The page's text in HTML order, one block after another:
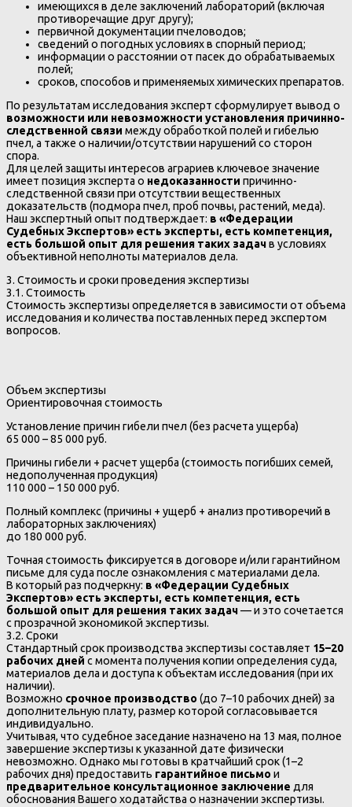
имеющихся в деле заключений лабораторий (включая
противоречащие друг другу);
первичной документации пчеловодов;
сведений о погодных условиях в спорный период;
информации о расстоянии от пасек до обрабатываемых
полей;
сроков, способов и применяемых химических препаратов.
По результатам исследования эксперт сформулирует вывод о
возможности или невозможности установления причинно-
следственной связи между обработкой полей и гибелью
пчел, а также о наличии/отсутствии нарушений со сторон
спора.
Для целей защиты интересов аграриев ключевое значение
имеет позиция эксперта о недоказанности причинно-
следственной связи при отсутствии вещественных
доказательств (подмора пчел, проб почвы, растений, меда).
Наш экспертный опыт подтверждает: в «Федерации
Судебных Экспертов» есть эксперты, есть компетенция,
есть большой опыт для решения таких задачв условиях
объективной неполноты материалов дела.
3. Стоимость и сроки проведения экспертизы
3.1. Стоимость
Стоимость экспертизы определяется в зависимости от объема
исследования и количества поставленных перед экспертом
вопросов.
Объем экспертизы
Ориентировочная стоимость
Установление причин гибели пчел (без расчета ущерба)
65 000 – 85 000 руб.
Причины гибели + расчет ущерба (стоимость погибших семей,
недополученная продукция)
110 000 – 150 000 руб.
Полный комплекс (причины + ущерб + анализ противоречий в
лабораторных заключениях)
до 180 000 руб.
Точная стоимость фиксируется в договоре и/или гарантийном
письме для суда после ознакомления с материалами дела.
В который раз подчеркну: в «Федерации Судебных
Экспертов» есть эксперты, есть компетенция, есть
большой опыт для решения таких задач— и это сочетается
с прозрачной экономикой экспертизы.
3.2. Сроки
Стандартный срок производства экспертизы составляет 15–20
рабочих дней с момента получения копии определения суда,
материалов дела и доступа к объектам исследования (при их
наличии).
Возможно срочное производство (до 7–10 рабочих дней) за
дополнительную плату, размер которой согласовывается
индивидуально.
Учитывая, что судебное заседание назначено на 13 мая, полное
завершение экспертизы к указанной дате физически
невозможно. Однако мы готовы в кратчайший срок (1–2
рабочих дня) предоставить гарантийное письмо и
предварительное консультационное заключение для
обоснования Вашего ходатайства о назначении экспертизы.